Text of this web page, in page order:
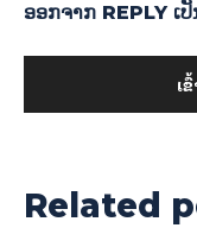
ອອກ​ຈາກ REPLY ເ
ເ
Related